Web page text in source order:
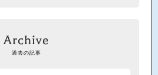
Archive
過去の記事